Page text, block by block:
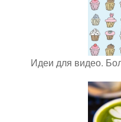
Идеи для видео.